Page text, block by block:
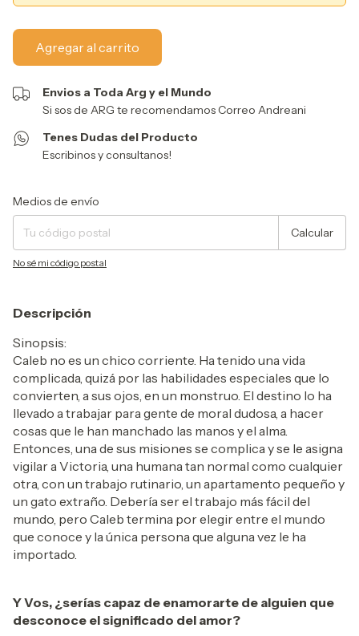
Envios a Toda Arg y el Mundo
Si sos de ARG te recomendamos Correo Andreani
Tenes Dudas del Producto
Escribinos y consultanos!
Entregas para el CP:
Medios de envío
Calcular
No sé mi código postal
Descripción
Sinopsis:
Caleb no es un chico corriente. Ha tenido una vida
complicada, quizá por las habilidades especiales que lo
convierten, a sus ojos, en un monstruo. El destino lo ha
llevado a trabajar para gente de moral dudosa, a hacer
cosas que le han manchado las manos y el alma.
Entonces, una de sus misiones se complica y se le asigna
vigilar a Victoria, una humana tan normal como cualquier
otra, con un trabajo rutinario, un apartamento pequeño y
un gato extraño. Debería ser el trabajo más fácil del
mundo, pero Caleb termina por elegir entre el mundo
que conoce y la única persona que alguna vez le ha
importado.
Y Vos, ¿serías capaz de enamorarte de alguien que
desconoce el significado del amor?